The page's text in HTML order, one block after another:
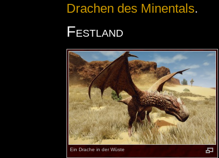
Drachen des Minentals.
Festland
Ein Drache in der Wüste